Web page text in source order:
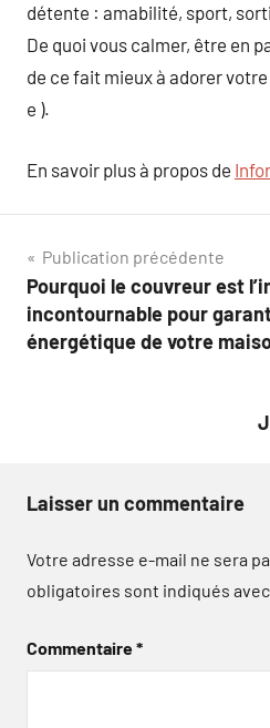
détente : amabilité, sport,
De quoi vous calmer, être en
de ce fait mieux à adorer
e ).
En savoir plus à propos de
Navigation
de
l’article
Publication précédente
Pourquoi le couvreur est
incontournable pour
énergétique de votre
Laisser un commentaire
Votre adresse e-mail ne sera
obligatoires sont indiqués avec
Commentaire*